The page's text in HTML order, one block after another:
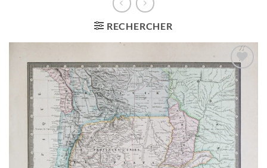
RECHERCHER
Ajouter
à la
wishlist